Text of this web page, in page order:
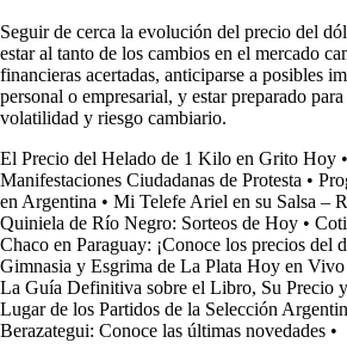
Seguir de cerca la evolución del precio del
estar al tanto de los cambios en el mercado
financieras acertadas, anticiparse a posibles
personal o empresarial, y estar preparado
volatilidad y riesgo cambiario.
El Precio del Helado de 1 Kilo en Grito Hoy •
Manifestaciones Ciudadanas de Protesta •
en Argentina • Mi Telefe Ariel en su Salsa –
Quiniela de Río Negro: Sorteos de Hoy •
Chaco en Paraguay: ¡Conoce los precios del
Gimnasia y Esgrima de La Plata Hoy en Vivo
La Guía Definitiva sobre el Libro, Su Precio
Lugar de los Partidos de la Selección
Berazategui: Conoce las últimas novedades •